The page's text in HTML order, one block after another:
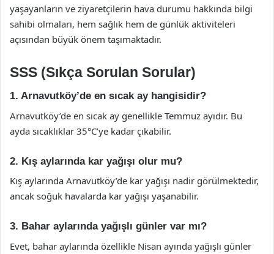
yaşayanların ve ziyaretçilerin hava durumu hakkında bilgi
sahibi olmaları, hem sağlık hem de günlük aktiviteleri
açısından büyük önem taşımaktadır.
SSS (Sıkça Sorulan Sorular)
1. Arnavutköy’de en sıcak ay hangisidir?
Arnavutköy’de en sıcak ay genellikle Temmuz ayıdır. Bu
ayda sıcaklıklar 35°C’ye kadar çıkabilir.
2. Kış aylarında kar yağışı olur mu?
Kış aylarında Arnavutköy’de kar yağışı nadir görülmektedir,
ancak soğuk havalarda kar yağışı yaşanabilir.
3. Bahar aylarında yağışlı günler var mı?
Evet, bahar aylarında özellikle Nisan ayında yağışlı günler